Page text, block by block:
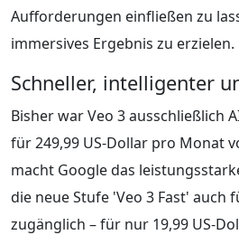
Aufforderungen einfließen zu
immersives Ergebnis zu erzielen.
Schneller, intelligenter
Bisher war Veo 3 ausschließlich
für 249,99 US-Dollar pro Monat
macht Google das
die neue Stufe 'Veo 3 Fast' auch
zugänglich – für nur 19,99 US-